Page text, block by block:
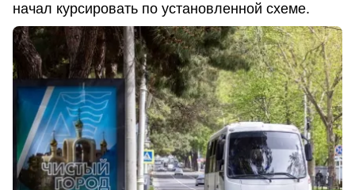
начал курсировать по установленной схеме.